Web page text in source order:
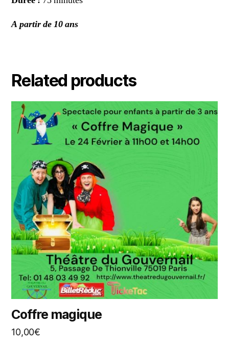
A partir de 10 ans
Related products
Coffre magique
10,00€